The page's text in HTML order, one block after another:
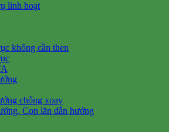
linh hoạt
không cần then
chống xoay
Con lăn dẫn hướng